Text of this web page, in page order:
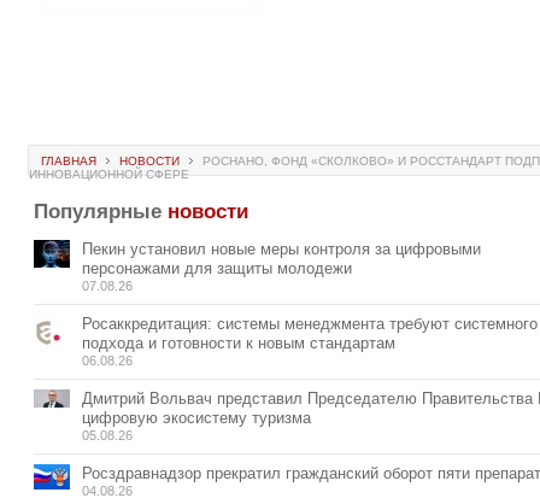
ГЛАВНАЯ НОВОСТИ
РОСНАНО, ФОНД «СКОЛКОВО» И РОССТАНДАРТ
ИННОВАЦИОННОЙ СФЕРЕ
Популярные новости
Пекин установил новые меры контроля за цифровыми
персонажами для защиты молодежи
07.08.26
Росаккредитация: системы менеджмента требуют системного
подхода и готовности к новым стандартам
06.08.26
Дмитрий Вольвач представил Председателю
цифровую экосистему туризма
05.08.26
Росздравнадзор прекратил гражданский оборот пяти
04.08.26